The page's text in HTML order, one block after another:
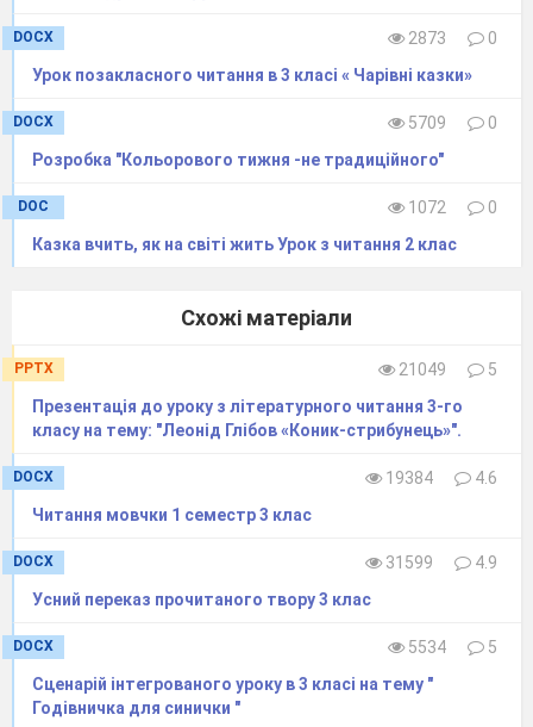
DOCX 2873
0
Урок позакласного читання в 3 класі « Чарівні казки»
DOCX 5709
0
Розробка "Кольорового тижня -не традиційного"
DOC 1072
0
Казка вчить, як на світі жить Урок з читання 2 клас
Схожі матеріали
PPTX 21049
5
Презентація до уроку з літературного читання 3-го
класу на тему: "Леонід Глібов «Коник-стрибунець»".
DOCX 19384
4.6
Читання мовчки 1 семестр 3 клас
DOCX 31599
4.9
Усний переказ прочитаного твору 3 клас
DOCX 5534
5
Сценарій інтегрованого уроку в 3 класі на тему "
Годівничка для синички "